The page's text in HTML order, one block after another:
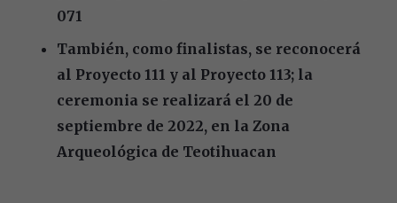
071
También, como finalistas, se reconocerá
al Proyecto 111 y al Proyecto 113; la
ceremonia se realizará el 20 de
septiembre de 2022, en la Zona
Arqueológica de Teotihuacan